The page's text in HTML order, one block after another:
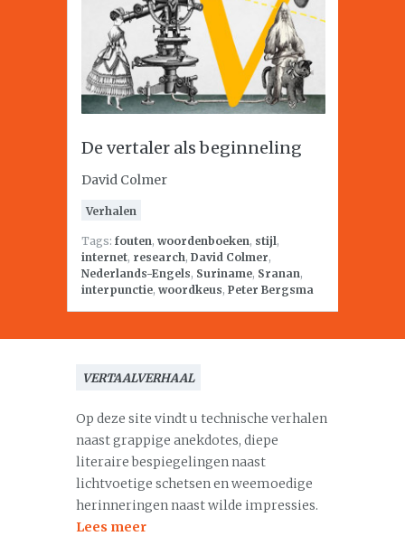
De vertaler als beginneling
David Colmer
Verhalen
Tags: fouten, woordenboeken, stijl,
internet, research, David Colmer,
Nederlands-Engels, Suriname, Sranan,
interpunctie, woordkeus, Peter Bergsma
VERTAALVERHAAL
Op deze site vindt u technische verhalen
naast grappige anekdotes, diepe
literaire bespiegelingen naast
lichtvoetige schetsen en weemoedige
herinneringen naast wilde impressies.
Lees meer